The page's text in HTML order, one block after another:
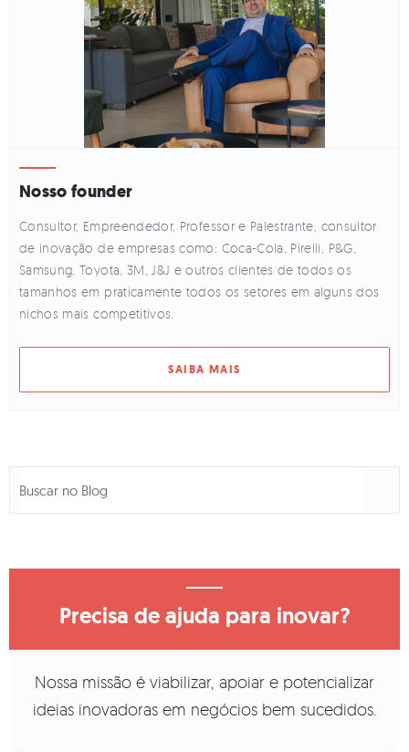
Nosso founder
Consultor, Empreendedor, Professor e Palestrante, consultor
de inovação de empresas como: Coca-Cola, Pirelli, P&G,
Samsung, Toyota, 3M, J&J e outros clientes de todos os
tamanhos em praticamente todos os setores em alguns dos
nichos mais competitivos.
SAIBA MAIS
Precisa de ajuda para inovar?
Nossa missão é viabilizar, apoiar e potencializar
ideias inovadoras em negócios bem sucedidos.